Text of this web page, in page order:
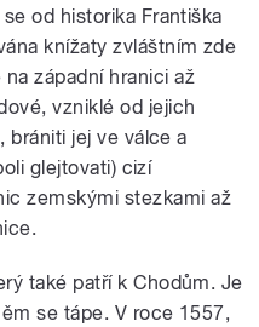
od historika Františka
knížaty zvláštním zde
západní hranici až
vzniklé od jejich
brániti jej ve válce a
glejtovati) cizí
zemskými stezkami až
také patří k Chodům. Je
se tápe. V roce 1557,